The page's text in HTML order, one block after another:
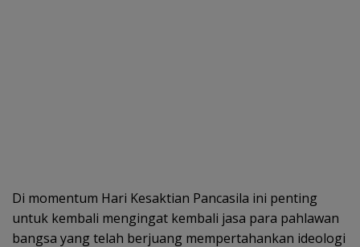
Di momentum Hari Kesaktian Pancasila ini penting
untuk kembali mengingat kembali jasa para pahlawan
bangsa yang telah berjuang mempertahankan ideologi